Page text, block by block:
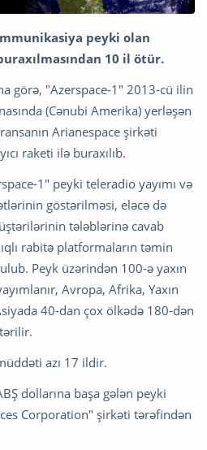
peyki olan
10 il ötür.
görə, "Azerspace-1" 2013-cü ilin
(Cənubi Amerika) yerləşən
Arianespace şirkəti
raketi ilə buraxılıb.
1" peyki teleradio yayımı və
göstərilməsi, eləcə də
tələblərinə cavab
rabitə platformaların təmin
Peyk üzərindən 100-ə yaxın
Avropa, Afrika, Yaxın
40-dan çox ölkədə 180-dən
azı 17 ildir.
dollarına başa gələn peyki
Corporation" şirkəti tərəfindən